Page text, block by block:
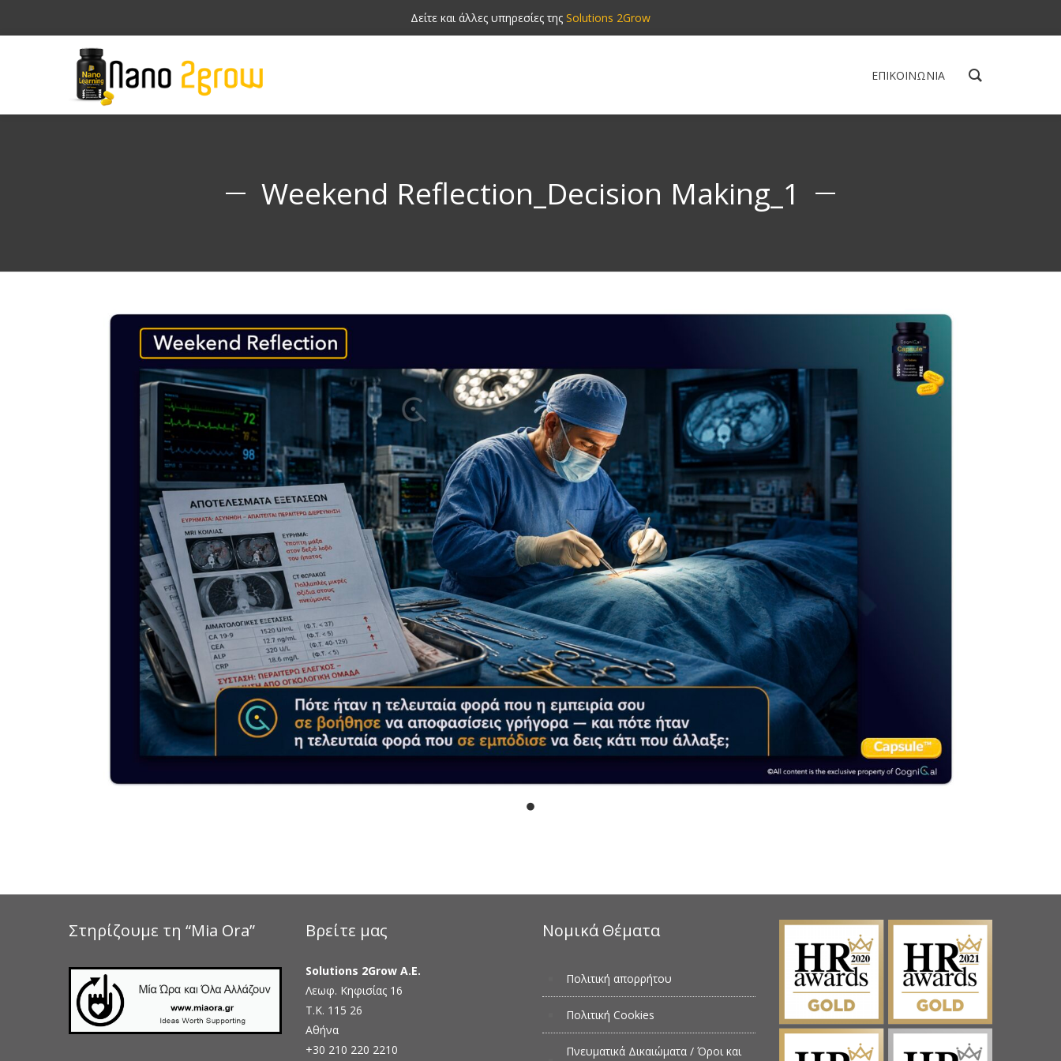
Δείτε και άλλες υπηρεσίες της Solutions 2Grow
ΕΠΙΚΟΙΝΩΝΙΑ
Weekend Reflection_Decision Making_1
Στηρίζουμε τη “Mia Ora” Βρείτε μας
Solutions 2Grow Α.Ε.
Λεωφ. Κηφισίας 16
Τ.Κ. 115 26
Αθήνα
+30 210 220 2210
Νομικά Θέματα
Πολιτική απορρήτου
Πολιτική Cookies
Πνευματικά Δικαιώματα / Όροι και